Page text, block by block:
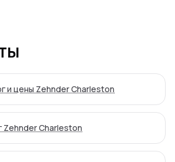
и цены Zehnder Charleston
Zehnder Charleston